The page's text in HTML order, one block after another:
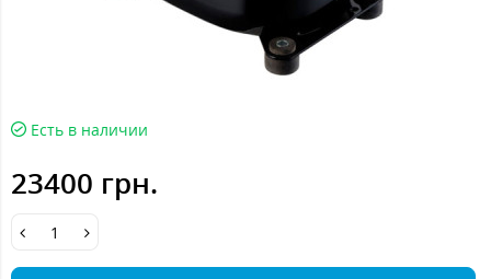
Есть в наличии
23400 грн.